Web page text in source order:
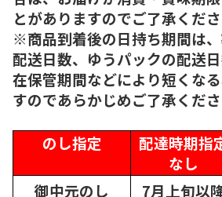
とがありますのでご了承くださ
※商品到着後の日持ち期間は
配送日数、ゆうパックの配送
在保管期間などにより短くな
すのであらかじめご了承くださ
のし指定
配達時期指
なし
御中元のし
7月上旬以